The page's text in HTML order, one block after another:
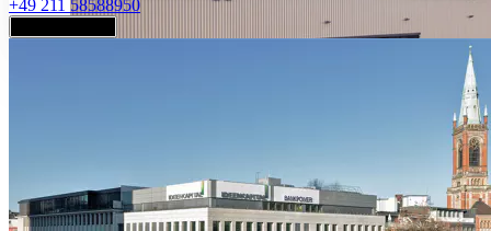
+49 211 58588950